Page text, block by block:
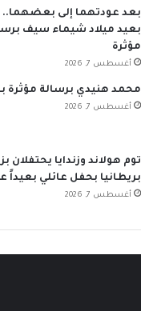
بعد عودتهما إلى بعضهما..
بعيد ميلاد شيماء سيف
مؤثرة
أغسطس 7, 2026
محمد هنيدي برسالة مؤثرة
أغسطس 7, 2026
توم هولاند وزندايا يحتفلان
بريطانيا بحفل عائلي بعيداً
أغسطس 7, 2026